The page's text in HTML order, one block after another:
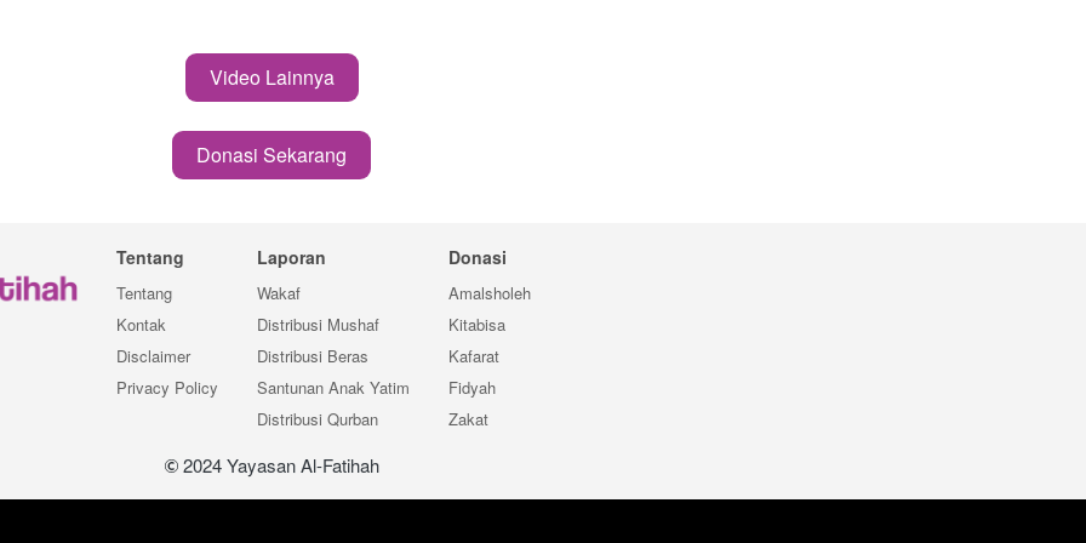
`
Video Lainnya
`Donasi Sekarang
Tentang
Tentang
Kontak
Disclaimer
Privacy Policy
Laporan
Wakaf
Distribusi Mushaf
Distribusi Beras
Santunan Anak Yatim
Distribusi Qurban
Donasi
Amalsholeh
Kitabisa
Kafarat
Fidyah
Zakat
2024 Yayasan Al-Fatihah